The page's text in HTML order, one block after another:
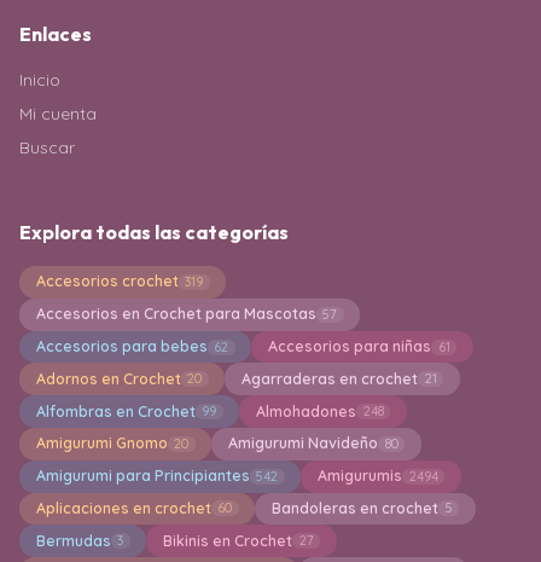
Enlaces
Inicio
Mi cuenta
Buscar
Explora todas las categorías
Accesorios crochet 319
Accesorios en Crochet para Mascotas 57
Accesorios para bebes 62 Accesorios para niñas 61
Adornos en Crochet 20 Agarraderas en crochet 21
Alfombras en Crochet 99 Almohadones 248
Amigurumi Gnomo 20 Amigurumi Navideño 80
Amigurumi para Principiantes 542 Amigurumis 2494
Aplicaciones en crochet 60 Bandoleras en crochet 5
Bermudas 3 Bikinis en Crochet 27